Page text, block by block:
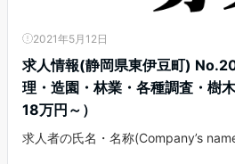
2021年5月12日
求人情報(静岡県東伊豆町)
理・造園・林業・各種調査・樹
18万円～）
求人者の氏名・名称(Company’s